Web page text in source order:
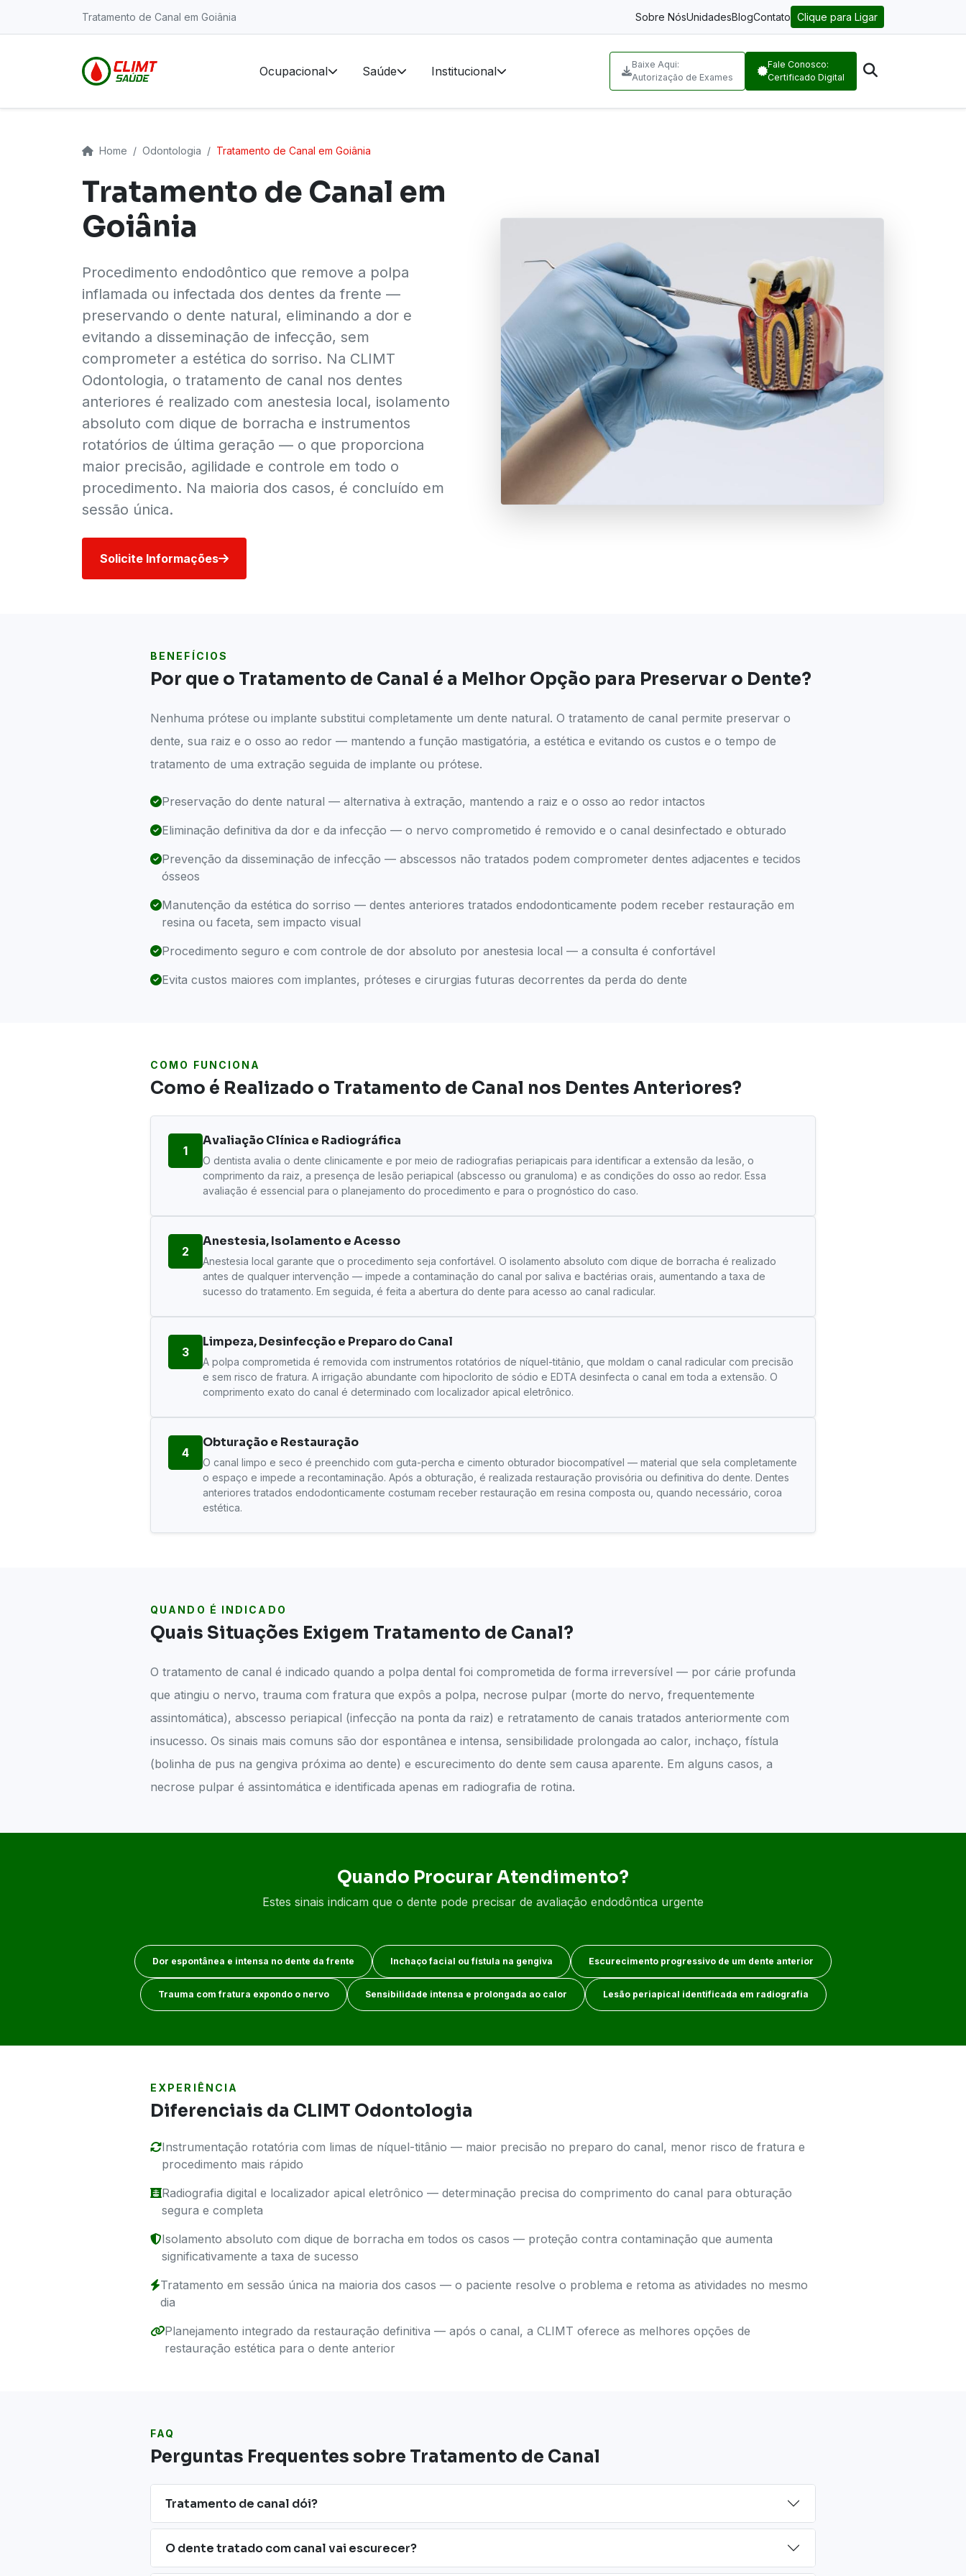
Tratamento de Canal em Goiânia Sobre NósUnidadesBlogContato Clique para Ligar
Ocupacional Saúde Institucional
Baixe Aqui:
Autorização de Exames
Fale Conosco:
Certificado Digital
Home Odontologia Tratamento de Canal em Goiânia
Tratamento de Canal em
Goiânia
Procedimento endodôntico que remove a polpa
inflamada ou infectada dos dentes da frente —
preservando o dente natural, eliminando a dor e
evitando a disseminação de infecção, sem
comprometer a estética do sorriso. Na CLIMT
Odontologia, o tratamento de canal nos dentes
anteriores é realizado com anestesia local, isolamento
absoluto com dique de borracha e instrumentos
rotatórios de última geração — o que proporciona
maior precisão, agilidade e controle em todo o
procedimento. Na maioria dos casos, é concluído em
sessão única.
Solicite Informações
BENEFÍCIOS
Por que o Tratamento de Canal é a Melhor Opção para Preservar o Dente?
Nenhuma prótese ou implante substitui completamente um dente natural. O tratamento de canal permite preservar o
dente, sua raiz e o osso ao redor — mantendo a função mastigatória, a estética e evitando os custos e o tempo de
tratamento de uma extração seguida de implante ou prótese.
Preservação do dente natural — alternativa à extração, mantendo a raiz e o osso ao redor intactos
Eliminação definitiva da dor e da infecção — o nervo comprometido é removido e o canal desinfectado e obturado
Prevenção da disseminação de infecção — abscessos não tratados podem comprometer dentes adjacentes e tecidos
ósseos
Manutenção da estética do sorriso — dentes anteriores tratados endodonticamente podem receber restauração em
resina ou faceta, sem impacto visual
Procedimento seguro e com controle de dor absoluto por anestesia local — a consulta é confortável
Evita custos maiores com implantes, próteses e cirurgias futuras decorrentes da perda do dente
COMO FUNCIONA
Como é Realizado o Tratamento de Canal nos Dentes Anteriores?
1
Avaliação Clínica e Radiográfica
O dentista avalia o dente clinicamente e por meio de radiografias periapicais para identificar a extensão da lesão, o
comprimento da raiz, a presença de lesão periapical (abscesso ou granuloma) e as condições do osso ao redor. Essa
avaliação é essencial para o planejamento do procedimento e para o prognóstico do caso.
2
Anestesia, Isolamento e Acesso
Anestesia local garante que o procedimento seja confortável. O isolamento absoluto com dique de borracha é realizado
antes de qualquer intervenção — impede a contaminação do canal por saliva e bactérias orais, aumentando a taxa de
sucesso do tratamento. Em seguida, é feita a abertura do dente para acesso ao canal radicular.
3
Limpeza, Desinfecção e Preparo do Canal
A polpa comprometida é removida com instrumentos rotatórios de níquel-titânio, que moldam o canal radicular com precisão
e sem risco de fratura. A irrigação abundante com hipoclorito de sódio e EDTA desinfecta o canal em toda a extensão. O
comprimento exato do canal é determinado com localizador apical eletrônico.
4
Obturação e Restauração
O canal limpo e seco é preenchido com guta-percha e cimento obturador biocompatível — material que sela completamente
o espaço e impede a recontaminação. Após a obturação, é realizada restauração provisória ou definitiva do dente. Dentes
anteriores tratados endodonticamente costumam receber restauração em resina composta ou, quando necessário, coroa
estética.
QUANDO É INDICADO
Quais Situações Exigem Tratamento de Canal?
O tratamento de canal é indicado quando a polpa dental foi comprometida de forma irreversível — por cárie profunda
que atingiu o nervo, trauma com fratura que expôs a polpa, necrose pulpar (morte do nervo, frequentemente
assintomática), abscesso periapical (infecção na ponta da raiz) e retratamento de canais tratados anteriormente com
insucesso. Os sinais mais comuns são dor espontânea e intensa, sensibilidade prolongada ao calor, inchaço, fístula
(bolinha de pus na gengiva próxima ao dente) e escurecimento do dente sem causa aparente. Em alguns casos, a
necrose pulpar é assintomática e identificada apenas em radiografia de rotina.
Quando Procurar Atendimento?
Estes sinais indicam que o dente pode precisar de avaliação endodôntica urgente
Dor espontânea e intensa no dente da frente Inchaço facial ou fístula na gengiva Escurecimento progressivo de um dente anterior
Trauma com fratura expondo o nervo Sensibilidade intensa e prolongada ao calor Lesão periapical identificada em radiografia
EXPERIÊNCIA
Diferenciais da CLIMT Odontologia
Instrumentação rotatória com limas de níquel-titânio — maior precisão no preparo do canal, menor risco de fratura e
procedimento mais rápido
Radiografia digital e localizador apical eletrônico — determinação precisa do comprimento do canal para obturação
segura e completa
Isolamento absoluto com dique de borracha em todos os casos — proteção contra contaminação que aumenta
significativamente a taxa de sucesso
Tratamento em sessão única na maioria dos casos — o paciente resolve o problema e retoma as atividades no mesmo
dia
Planejamento integrado da restauração definitiva — após o canal, a CLIMT oferece as melhores opções de
restauração estética para o dente anterior
FAQ
Perguntas Frequentes sobre Tratamento de Canal
Tratamento de canal dói?
O dente tratado com canal vai escurecer?